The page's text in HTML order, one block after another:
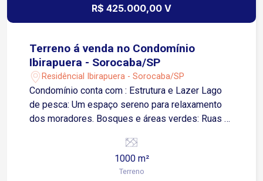
R$ 425.000,00 V
Terreno á venda no Condomínio
Ibirapuera - Sorocaba/SP
Residêncial Ibirapuera - Sorocaba/SP
Condomínio conta com : Estrutura e Lazer Lago
de pesca: Um espaço sereno para relaxamento
dos moradores. Bosques e áreas verdes: Ruas e
devido ao número reduzido de terrenos.
Segurança Portaria 24 horas: Controle de acesso
1000 m²
Terreno